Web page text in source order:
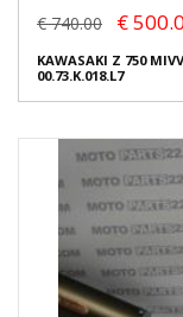
€ 740.00 €
KAWASAKI Z 750
00.73.K.018.L7